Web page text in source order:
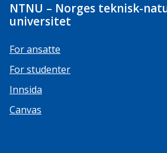
NTNU – Norges teknisk-
universitet
For ansatte
For studenter
Innsida
Canvas